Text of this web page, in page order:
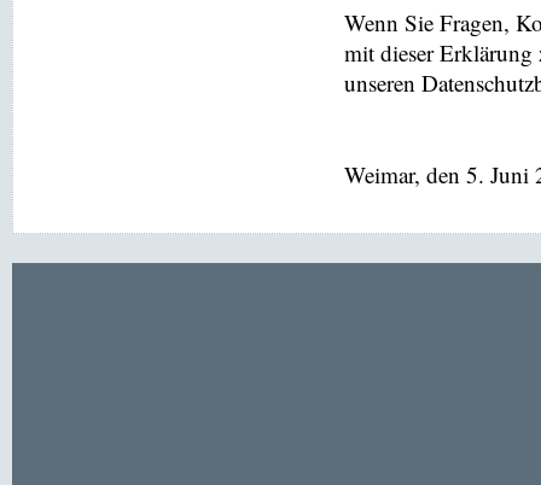
Wenn Sie Fragen,
mit dieser Erklärung
unseren
Weimar, den 5. Juni